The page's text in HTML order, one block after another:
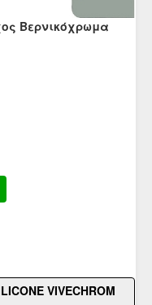
Βερνικόχρωμα
VIVECHROM